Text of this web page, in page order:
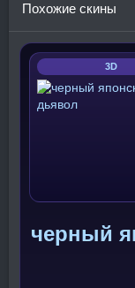
Похожие скины
3D
черный